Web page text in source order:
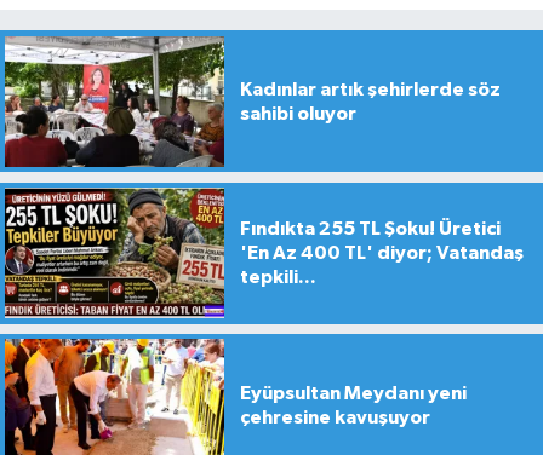
Kadınlar artık şehirlerde söz
sahibi oluyor
Fındıkta 255 TL Şoku! Üretici
'En Az 400 TL' diyor; Vatandaş
tepkili...
Eyüpsultan Meydanı yeni
çehresine kavuşuyor